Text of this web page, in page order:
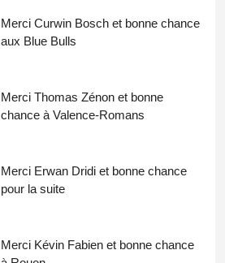
Merci Curwin Bosch et bonne chance
aux Blue Bulls
Merci Thomas Zénon et bonne
chance à Valence-Romans
Merci Erwan Dridi et bonne chance
pour la suite
Merci Kévin Fabien et bonne chance